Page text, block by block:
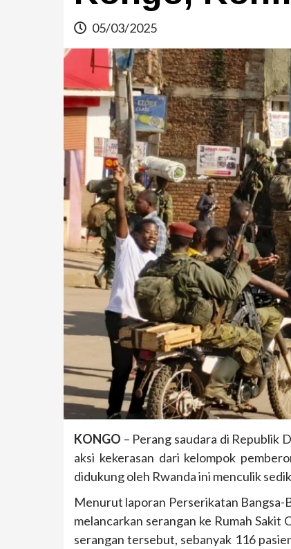
05/03/2025
KONGO – Perang saudara di Republik
aksi kekerasan dari kelompok
didukung oleh Rwanda ini menculik
Menurut laporan Perserikatan Bangsa-
melancarkan serangan ke Rumah Sakit
serangan tersebut, sebanyak 116